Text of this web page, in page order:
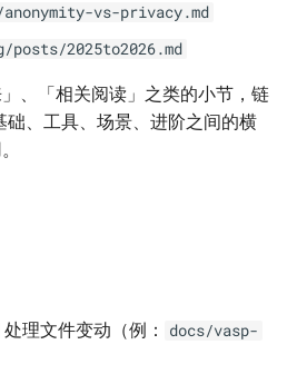
vs-privacy.md
2025to2026.md
、「相关阅读」之类的小节，链
、工具、场景、进阶之间的横
处理文件变动（例：
docs/vasp-